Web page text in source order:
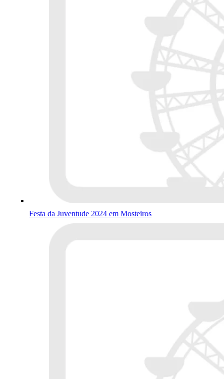
Festa da Juventude 2024 em Mosteiros